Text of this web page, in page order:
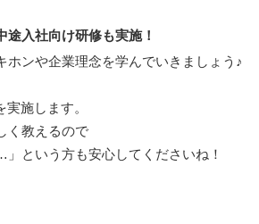
途入社向け研修も実施！
ホンや企業理念を学んでいきましょう♪
施します。
く教えるので
」という方も安心してくださいね！